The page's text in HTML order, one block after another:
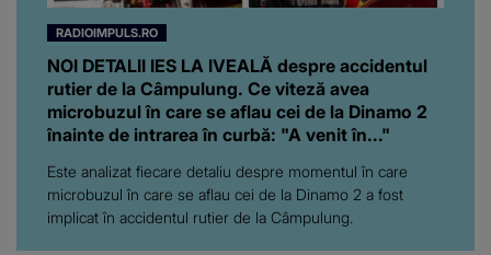
RADIOIMPULS.RO
NOI DETALII IES LA IVEALĂ despre accidentul
rutier de la Câmpulung. Ce viteză avea
microbuzul în care se aflau cei de la Dinamo 2
înainte de intrarea în curbă: "A venit în..."
Este analizat fiecare detaliu despre momentul în care
microbuzul în care se aflau cei de la Dinamo 2 a fost
implicat în accidentul rutier de la Câmpulung.